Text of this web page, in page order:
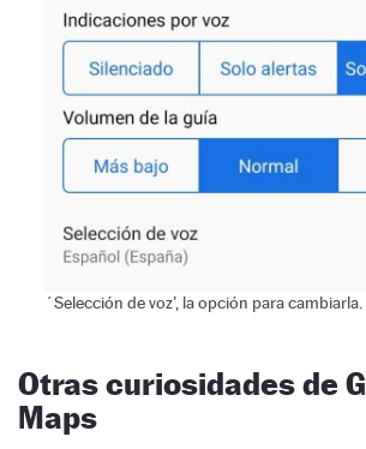
´Selección de voz’, la opción para cambiarla.
Otras curiosidades de
Maps